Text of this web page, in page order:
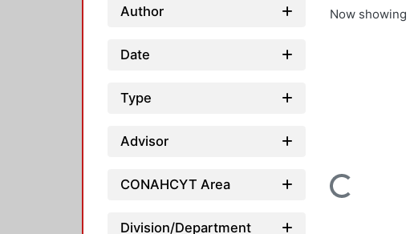
Author
Date
Type
Advisor
CONAHCYT Area
Division/Department
Now showing
Loading...